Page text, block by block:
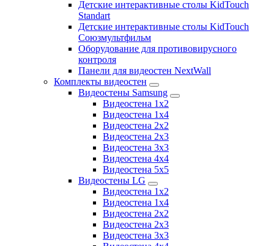
Детские интерактивные столы KidTouch
Standart
Детские интерактивные столы KidTouch
Союзмультфильм
Оборудование для противовирусного
контроля
Панели для видеостен NextWall
Комплекты видеостен
Видеостены Samsung
Видеостена 1x2
Видеостена 1x4
Видеостена 2x2
Видеостена 2х3
Видеостена 3x3
Видеостена 4x4
Видеостена 5x5
Видеостены LG
Видеостена 1x2
Видеостена 1x4
Видеостена 2x2
Видеостена 2x3
Видеостена 3x3